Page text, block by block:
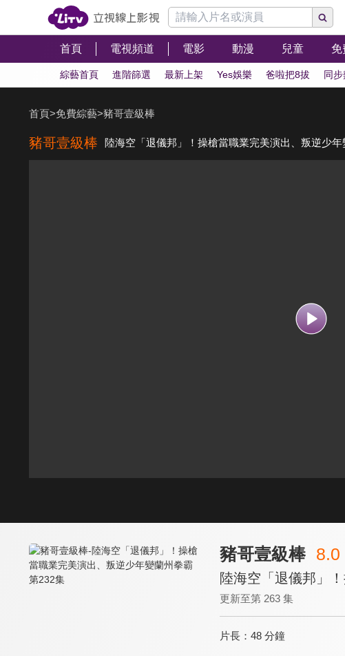
首頁 電視頻道 電影 動漫 兒童 免
綜藝首頁 進階篩選 最新上架 Yes娛樂 爸啦把8拔 同
首頁>免費綜藝>豬哥壹級棒
豬哥壹級棒 陸海空「退儀邦」！操槍當職業完美演出、叛逆少
豬哥壹級棒 8.0
陸海空「退儀邦」
更新至第 263 集
片長： 48 分鐘